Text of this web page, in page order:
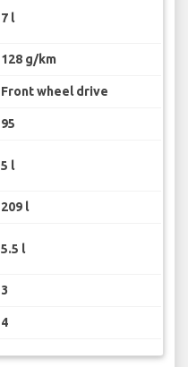
7 l
128 g/km
Front wheel drive
95
5 l
209 l
5.5 l
3
4